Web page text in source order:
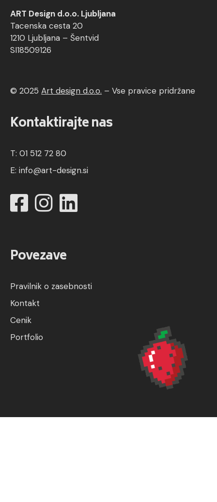
ART Design d.o.o. Ljubljana
Tacenska cesta 20
1210 Ljubljana – Šentvid
SI18509126
© 2025 Art design d.o.o. – Vse pravice pridržane
Kontaktirajte nas
T: 01 512 72 80
E:info@art-design.si
Povezave
Pravilnik o zasebnosti
Kontakt
Cenik
Portfolio